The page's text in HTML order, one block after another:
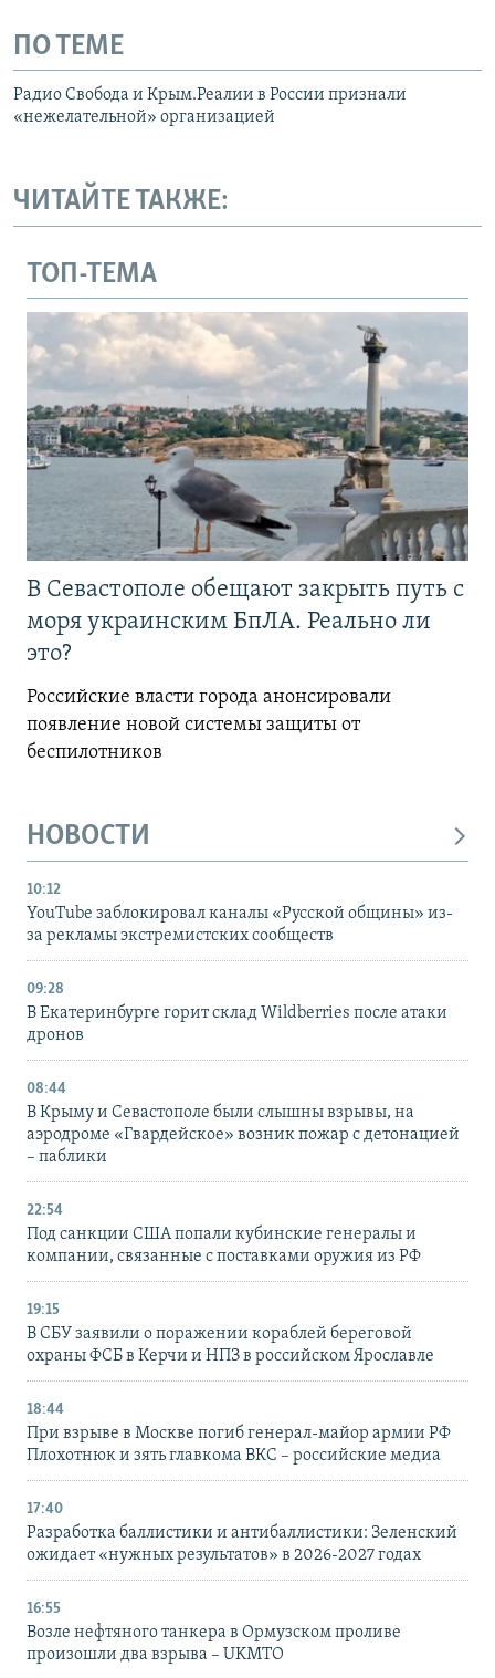
ПО ТЕМЕ
Радио Свобода и Крым.Реалии в России признали
«нежелательной» организацией
ЧИТАЙТЕ ТАКЖЕ:
ТОП-ТЕМА
В Севастополе обещают закрыть путь с
моря украинским БпЛА. Реально ли
это?
Российские власти города анонсировали
появление новой системы защиты от
беспилотников
НОВОСТИ
10:12
YouTube заблокировал каналы «Русской общины» из-
за рекламы экстремистских сообществ
09:28
В Екатеринбурге горит склад Wildberries после атаки
дронов
08:44
В Крыму и Севастополе были слышны взрывы, на
аэродроме «Гвардейское» возник пожар с детонацией
– паблики
22:54
Под санкции США попали кубинские генералы и
компании, связанные с поставками оружия из РФ
19:15
В СБУ заявили о поражении кораблей береговой
охраны ФСБ в Керчи и НПЗ в российском Ярославле
18:44
При взрыве в Москве погиб генерал-майор армии РФ
Плохотнюк и зять главкома ВКС – российские медиа
17:40
Разработка баллистики и антибаллистики: Зеленский
ожидает «нужных результатов» в 2026-2027 годах
16:55
Возле нефтяного танкера в Ормузском проливе
произошли два взрыва – UKMTO